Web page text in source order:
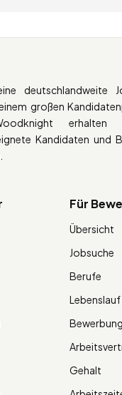
deutschlandweite
großen
erhalten
Kandidaten und
Für
Übersicht
Jobsuche
Berufe
Lebenslauf
Bewerbung
Gehalt